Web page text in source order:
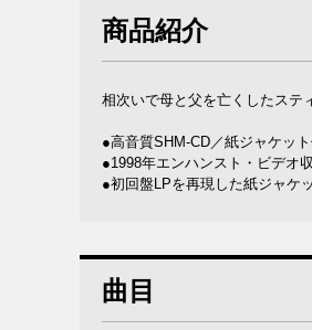
商品紹介
相次いで母と父を亡くしたステ
●高音質SHM-CD／紙ジャケッ
●1998年エンハンスト・ビデオ
●初回盤LPを再現した紙ジャケ
曲目